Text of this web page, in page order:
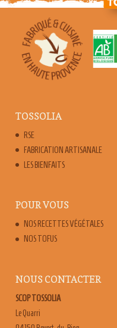
TOSSOLIA
RSE
FABRICATION ARTISANALE
LES BIENFAITS
POUR VOUS
NOS RECETTES VÉGÉTALES
NOS TOFUS
NOUS CONTACTER
SCOP TOSSOLIA
Le Quarri